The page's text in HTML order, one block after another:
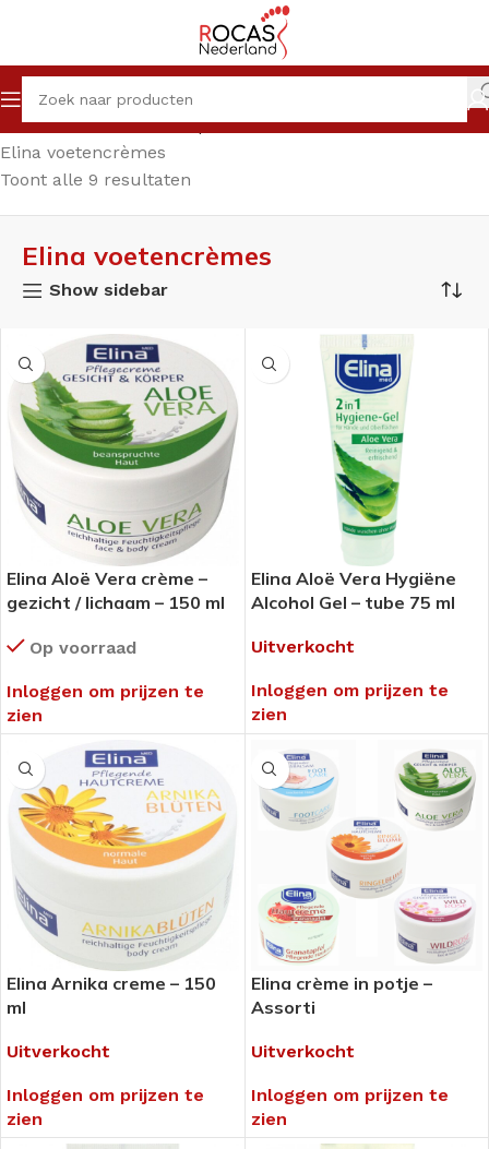
Home Winkel Pedicureproducten Crèmes
Elina voetencrèmes
Toont alle 9 resultaten
Elina voetencrèmes
Show sidebar
Elina Aloë Vera crème –
gezicht / lichaam – 150 ml
Op voorraad
Inloggen om prijzen te
zien
Elina Aloë Vera Hygiëne
Alcohol Gel – tube 75 ml
Uitverkocht
Inloggen om prijzen te
zien
Elina Arnika creme – 150
ml
Uitverkocht
Inloggen om prijzen te
zien
Elina crème in potje –
Assorti
Uitverkocht
Inloggen om prijzen te
zien